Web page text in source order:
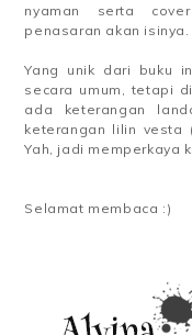
nyaman serta
penasaran akan isinya.
Yang unik dari buku
secara umum, tetapi
ada keterangan
keterangan lilin vesta
Yah, jadi memperkaya
Selamat membaca :)